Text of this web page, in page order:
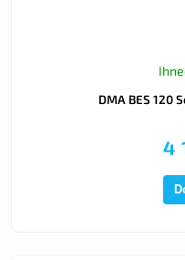
DMA BES 120
4